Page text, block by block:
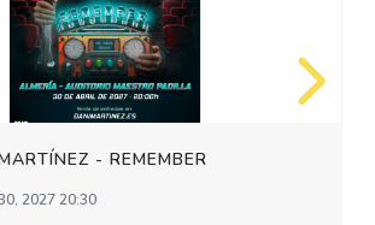
- REMEMBER
2027 20:30